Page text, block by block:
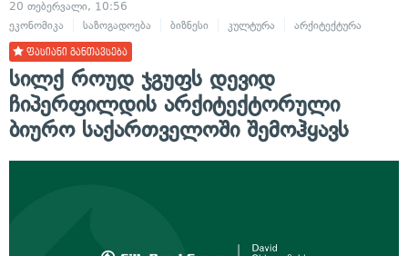
20 თებერვალი, 10:56
ეკონომიკა
საზოგადოება ბიზნესი კულტურა არქიტექტურა
ფასიანი განთავსება
სილქ როუდ ჯგუფს დევიდ
ჩიპერფილდის არქიტექტორული
ბიურო საქართველოში შემოჰყავს